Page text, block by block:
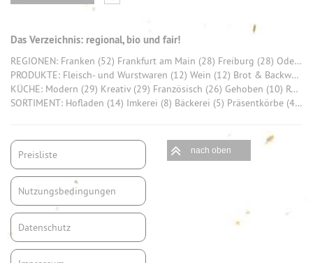
Das Verzeichnis: regional, bio und fair!
REGIONEN: Franken (52) Frankfurt am Main (28) Freiburg (28) Odenwald (26) Saarland (26) München (20) Tuttlingen (20) Allgäu (19) Hohenlohekreis (17) Stuttgart (16)
PRODUKTE: Fleisch- und Wurstwaren (12) Wein (12) Brot & Backwaren (9) Honig (7) Käse (6) Bier (6) Schokolade (6) Gemüse (5) Eier (5) Rind (4)
KÜCHE: Modern (29) Kreativ (29) Französisch (26) Gehoben (10) Regional Deutsch (7) Traditionell (4) Europäisch (2) Klassisch (2) Asiatisch (1) HartKernHessisch (1)
SORTIMENT: Hofladen (14) Imkerei (8) Bäckerei (5) Präsentkörbe (4) Bio-Produkte (4) Weingut (4) Bio Brot (3) Bio-Gemüse (3) Fleisch (3) regionale Frischware (3)
Preisliste
Nutzungsbedingungen
Datenschutz
nach oben